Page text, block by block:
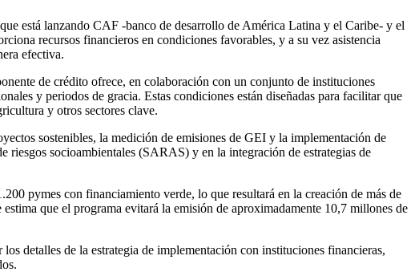
está lanzando CAF -banco de desarrollo de América Latina y el Caribe- y el
recursos financieros en condiciones favorables, y a su vez asistencia
efectiva.
de crédito ofrece, en colaboración con un conjunto de instituciones
y periodos de gracia. Estas condiciones están diseñadas para facilitar que
y otros sectores clave.
sostenibles, la medición de emisiones de GEI y la implementación de
riesgos socioambientales (SARAS) y en la integración de estrategias de
pymes con financiamiento verde, lo que resultará en la creación de más de
que el programa evitará la emisión de aproximadamente 10,7 millones de
detalles de la estrategia de implementación con instituciones financieras,